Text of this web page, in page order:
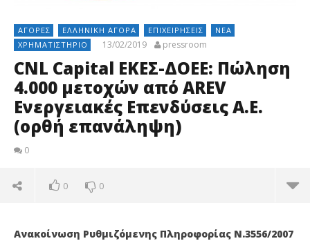
ΑΓΟΡΈΣ ΕΛΛΗΝΙΚΉ ΑΓΟΡΆ ΕΠΙΧΕΙΡΉΣΕΙΣ
ΝΈΑ
ΧΡΗΜΑΤΙΣΤΉΡΙΟ
13/02/2019 pressroom
CNL Capital ΕΚΕΣ-ΔΟΕΕ: Πώληση
4.000 μετοχών από AREV
Ενεργειακές Επενδύσεις Α.Ε.
(ορθή επανάληψη)
0
0 0
Ανακοίνωση Ρυθμιζόμενης Πληροφορίας Ν.3556/2007